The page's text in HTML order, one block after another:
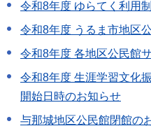
令和8年度 ゆらてく利用
令和8年度 うるま市地区
令和8年度 各地区公民館
令和8年度 生涯学習文化
開始日時のお知らせ
与那城地区公民館閉館の